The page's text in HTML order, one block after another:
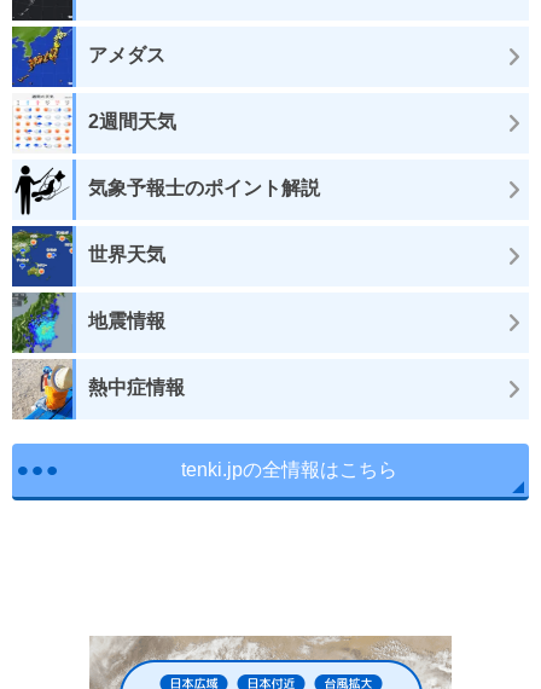
アメダス
2週間天気
気象予報士のポイント解説
世界天気
地震情報
熱中症情報
tenki.jpの全情報はこちら